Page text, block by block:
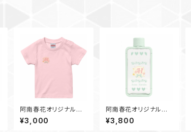
阿南春花オリジナルグッ
ズ半袖Tシャツ（ベビー
90センチ）~2025春デ
¥3,000
阿南春花オリジナルグッ
ズクリアボトル~2025
年春デザイン~
¥3,800